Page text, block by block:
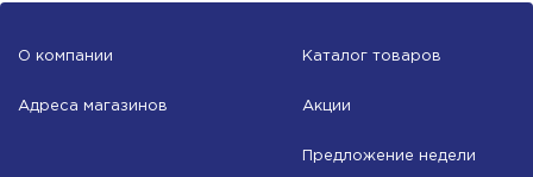
О компании
Адреса магазинов
Каталог товаров
Акции
Предложение недели